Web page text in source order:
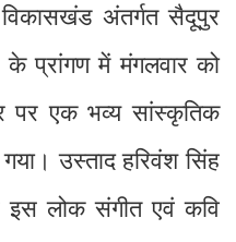
अंतर्गत सैदूपुर
के प्रांगण में मंगलवार को
पर एक भव्य सांस्कृतिक
उस्ताद हरिवंश सिंह
इस लोक संगीत एवं कवि